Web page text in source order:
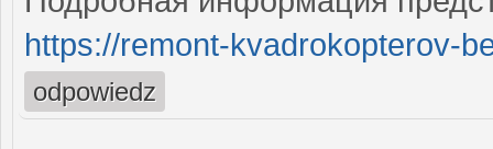
https://remont-kvadrokopterov-
odpowiedz